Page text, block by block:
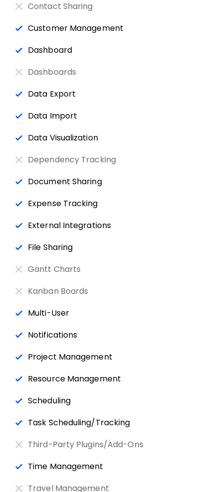
Contact Sharing
Customer Management
Dashboard
Dashboards
Data Export
Data Import
Data Visualization
Dependency Tracking
Document Sharing
Expense Tracking
External Integrations
File Sharing
Gantt Charts
Kanban Boards
Multi-User
Notifications
Project Management
Resource Management
Scheduling
Task Scheduling/Tracking
Third-Party Plugins/Add-Ons
Time Management
Travel Management